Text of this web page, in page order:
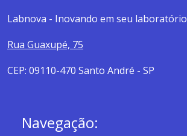
Labnova - Inovando em seu laboratório
Rua Guaxupé, 75
CEP: 09110-470 Santo André - SP
Navegação: